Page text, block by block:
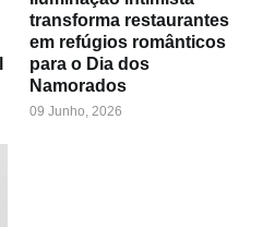
transforma restaurantes
em refúgios românticos
para o Dia dos
Namorados
09 Junho, 2026